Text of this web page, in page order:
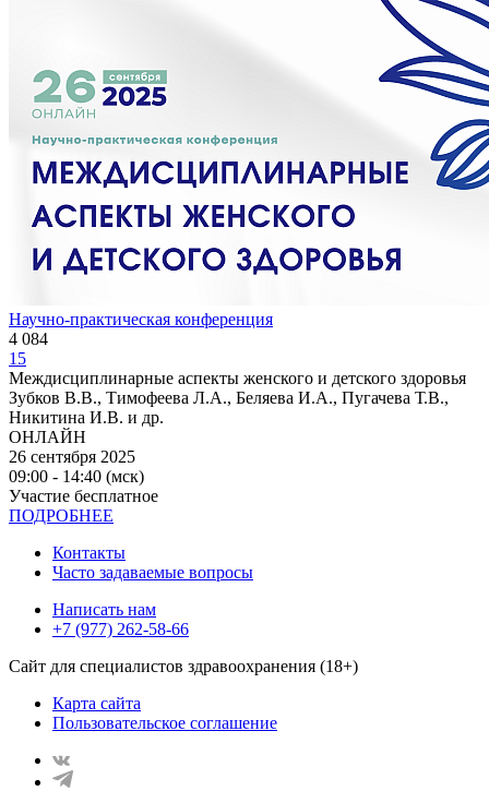
Научно-практическая конференция
4 084
15
Междисциплинарные аспекты женского и детского здоровья
Зубков В.В., Тимофеева Л.А., Беляева И.А., Пугачева Т.В.,
Никитина И.В. и др.
ОНЛАЙН
26 сентября 2025
09:00 - 14:40 (мск)
Участие бесплатное
ПОДРОБНЕЕ
Контакты
Часто задаваемые вопросы
Написать нам
+7 (977) 262-58-66
Сайт для специалистов здравоохранения (18+)
Карта сайта
Пользовательское соглашение